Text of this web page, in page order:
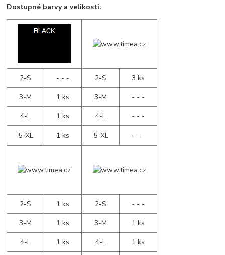
Dostupné barvy a velikosti:
2-S
- - -
3-M
1 ks
4-L
1 ks
5-XL
1 ks
2-S
3 ks
3-M
- - -
4-L
- - -
5-XL
- - -
2-S
1 ks
3-M
1 ks
4-L
1 ks
2-S
- - -
3-M
1 ks
4-L
1 ks